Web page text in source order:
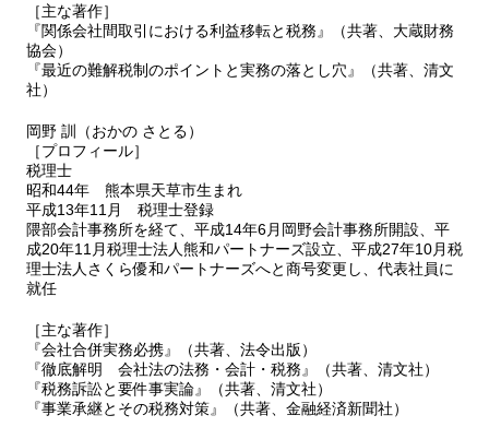
［主な著作］
『関係会社間取引における利益移転と税務』（共著、大蔵財務
協会）
『最近の難解税制のポイントと実務の落とし穴』（共著、清文
社）
岡野 訓（おかの さとる）
［プロフィール］
税理士
昭和44年 熊本県天草市生まれ
平成13年11月 税理士登録
隈部会計事務所を経て、平成14年6月岡野会計事務所開設、平
成20年11月税理士法人熊和パートナーズ設立、平成27年10月税
理士法人さくら優和パートナーズへと商号変更し、代表社員に
就任
［主な著作］
『会社合併実務必携』（共著、法令出版）
『徹底解明 会社法の法務・会計・税務』（共著、清文社）
『税務訴訟と要件事実論』（共著、清文社）
『事業承継とその税務対策』（共著、金融経済新聞社）